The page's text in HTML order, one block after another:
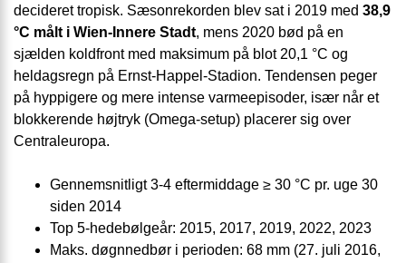
decideret tropisk. Sæsonrekorden blev sat i 2019 med 38,9
°C målt i Wien-Innere Stadt, mens 2020 bød på en
sjælden koldfront med maksimum på blot 20,1 °C og
heldagsregn på Ernst-Happel-Stadion. Tenden­sen peger
på hyppigere og mere intense varme­episoder, især når et
blokke­rende højtryk (Omega-setup) placerer sig over
Centraleuropa.
Gennemsnitligt 3-4 eftermiddage ≥ 30 °C pr. uge 30
siden 2014
Top 5-hedebølgeår: 2015, 2017, 2019, 2022, 2023
Maks. døgnnedbør i perioden: 68 mm (27. juli 2016,